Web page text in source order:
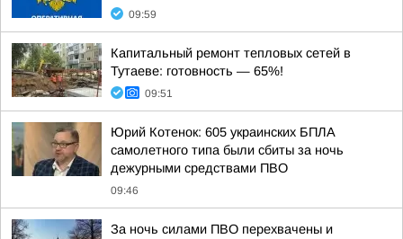
09:59
Капитальный ремонт тепловых сетей в
Тутаеве: готовность — 65%!
09:51
Юрий Котенок: 605 украинских БПЛА
самолетного типа были сбиты за ночь
дежурными средствами ПВО
09:46
За ночь силами ПВО перехвачены и